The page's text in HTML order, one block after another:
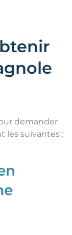
demander
les suivantes :